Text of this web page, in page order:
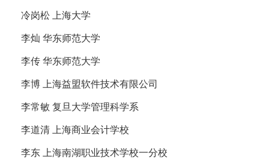
冷岗松 上海大学
李灿 华东师范大学
李传 华东师范大学
李博 上海益盟软件技术有限公司
李常敏 复旦大学管理科学系
李道清 上海商业会计学校
李东 上海南湖职业技术学校一分校